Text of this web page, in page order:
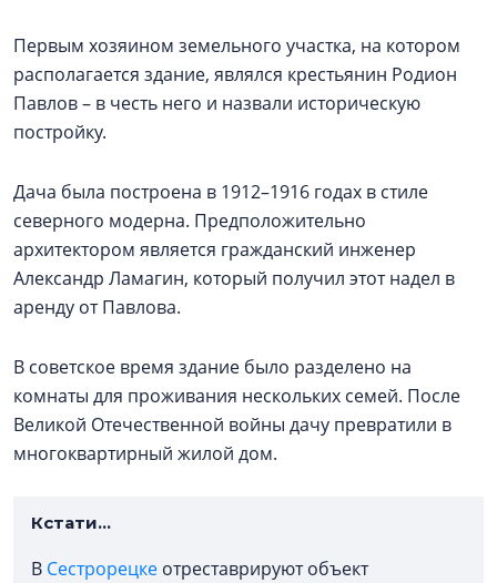
Первым хозяином земельного участка, на котором
располагается здание, являлся крестьянин Родион
Павлов – в честь него и назвали историческую
постройку.
Дача была построена в 1912–1916 годах в стиле
северного модерна. Предположительно
архитектором является гражданский инженер
Александр Ламагин, который получил этот надел в
аренду от Павлова.
В советское время здание было разделено на
комнаты для проживания нескольких семей. После
Великой Отечественной войны дачу превратили в
многоквартирный жилой дом.
Кстати...
В Сестрорецке отреставрируют объект